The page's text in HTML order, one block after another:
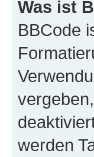
Was ist
BBCode
werden